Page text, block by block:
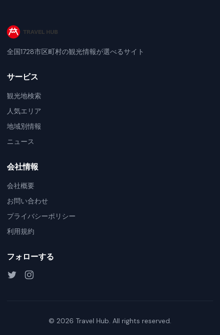
全国1728市区町村の観光情報が選べるサイト
サービス
観光地検索
人気エリア
地域別情報
ニュース
会社情報
会社概要
お問い合わせ
プライバシーポリシー
利用規約
フォローする
© 2026 Travel Hub. All rights reserved.